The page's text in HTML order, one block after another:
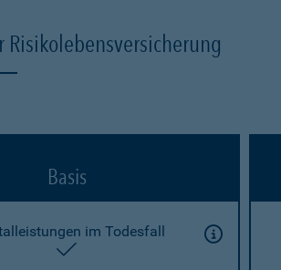
Risikolebensversicherung
Basis
im Todesfall